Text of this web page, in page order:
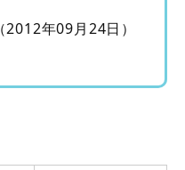
（2012年09月24日）